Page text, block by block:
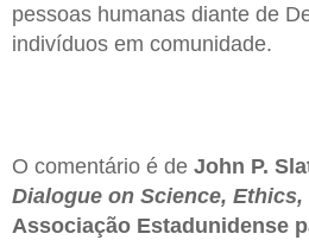
pessoas humanas diante de
indivíduos em comunidade.
O comentário é de John P.
Dialogue on Science,
Associação Estadunidense